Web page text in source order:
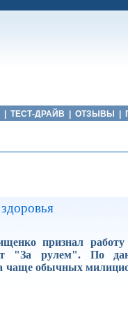
ТЕСТ-ДРАЙВ ОТЗЫВЫ
признал работу
"За рулем". По
чаще обычных